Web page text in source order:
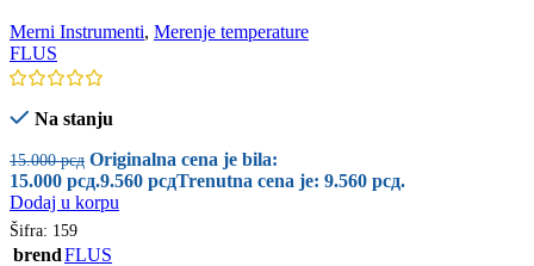
Merni Instrumenti, Merenje temperature
FLUS
Na stanju
15.000рсд Originalna cena je bila:
15.000 рсд.9.560 рсдTrenutna cena je: 9.560 рсд.
Dodaj u korpu
Šifra: 159
brendFLUS